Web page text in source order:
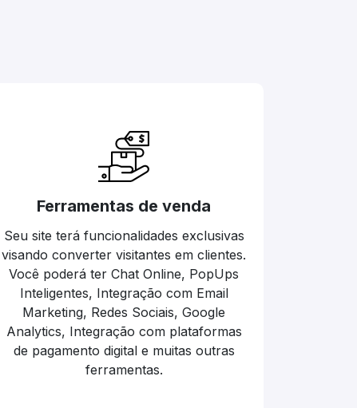
Ferramentas de venda
Seu site terá funcionalidades exclusivas
visando converter visitantes em clientes.
Você poderá ter Chat Online, PopUps
Inteligentes, Integração com Email
Marketing, Redes Sociais, Google
Analytics, Integração com plataformas
de pagamento digital e muitas outras
ferramentas.